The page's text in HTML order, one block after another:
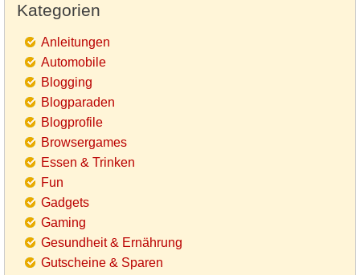
Kategorien
Anleitungen
Automobile
Blogging
Blogparaden
Blogprofile
Browsergames
Essen & Trinken
Fun
Gadgets
Gaming
Gesundheit & Ernährung
Gutscheine & Sparen